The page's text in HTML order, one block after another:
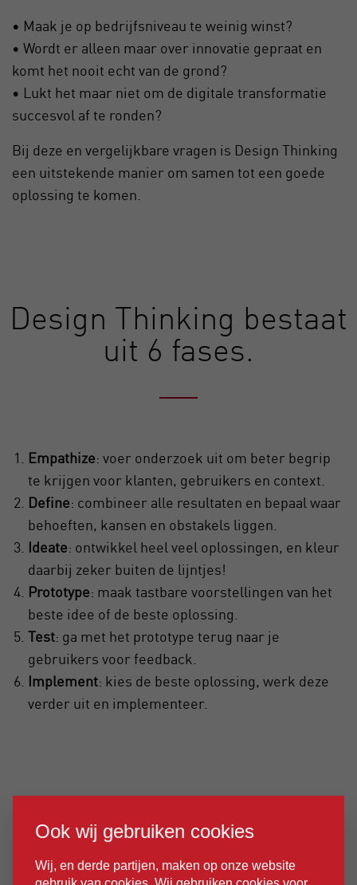
• Maak je op bedrijfsniveau te weinig winst?
• Wordt er alleen maar over innovatie gepraat en
komt het nooit echt van de grond?
• Lukt het maar niet om de digitale transformatie
succesvol af te ronden?
Bij deze en vergelijkbare vragen is Design Thinking
een uitstekende manier om samen tot een goede
oplossing te komen.
Design Thinking bestaat
uit 6 fases.
Empathize: voer onderzoek uit om beter begrip
te krijgen voor klanten, gebruikers en context.
Define: combineer alle resultaten en bepaal waar
behoeften, kansen en obstakels liggen.
Ideate: ontwikkel heel veel oplossingen, en kleur
daarbij zeker buiten de lijntjes!
Prototype: maak tastbare voorstellingen van het
beste idee of de beste oplossing.
Test: ga met het prototype terug naar je
gebruikers voor feedback.
Implement: kies de beste oplossing, werk deze
verder uit en implementeer.
Ook wij gebruiken cookies
Wij, en derde partijen, maken op onze website